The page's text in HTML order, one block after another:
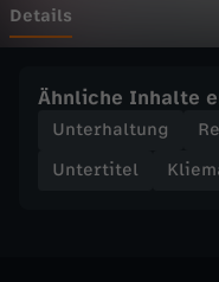
d
F
Details
Ähnliche Inhalte
Unterhaltung
Untertitel